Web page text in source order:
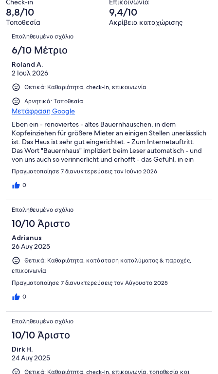
πελατών
σχόλια
πελατών
Check-in Επικοινωνία
8,8/10
Τοποθεσία
9,4/10
Ακρίβεια καταχώρισης
Σχόλια
Επαληθευμένο σχόλιο
6/10 Μέτριο
Roland A.
2 Ιουλ 2026
Θετικά: Καθαριότητα, check-in, επικοινωνία
Αρνητικά: Τοποθεσία
Μετάφραση Google
Eben ein - renoviertes - altes Bauernhäuschen, in dem
Kopfeinziehen für größere Mieter an einigen Stellen unerlässlich
ist. Das Haus ist sehr gut eingerichtet. - Zum Internetauftritt:
Das Wort "Bauernhaus" impliziert beim Leser automatisch - und
von uns auch so verinnerlicht und erhofft - das Gefühl, in ein
ruhiges Domizil zu kommen, eben in eine ländliche Idylle! -
Leider war dem nicht so, da in Luftlinie von ca. 50 bis 60 Metern
die relativ vielbefahrene Kreisstraße K 7729 am Grundstück
beginnen. - Das Nichterwähnen dieser Straße im
Internetauftritt ist nach meiner persönlichen Meinung eine
Unterlassung! - Dr. R. Au.
Πραγματοποίησε 7 διανυκτερεύσεις τον Ιούνιο 2026
0
Επαληθευμένο σχόλιο
10/10 Άριστο
Adrianus
26 Αυγ 2025
Θετικά: Καθαριότητα, κατάσταση καταλύματος & παροχές,
επικοινωνία
Πραγματοποίησε 7 διανυκτερεύσεις τον Αύγουστο 2025
0
Επαληθευμένο σχόλιο
10/10 Άριστο
Dirk H.
24 Αυγ 2025
Θετικά: Καθαριότητα, check-in, επικοινωνία, τοποθεσία και